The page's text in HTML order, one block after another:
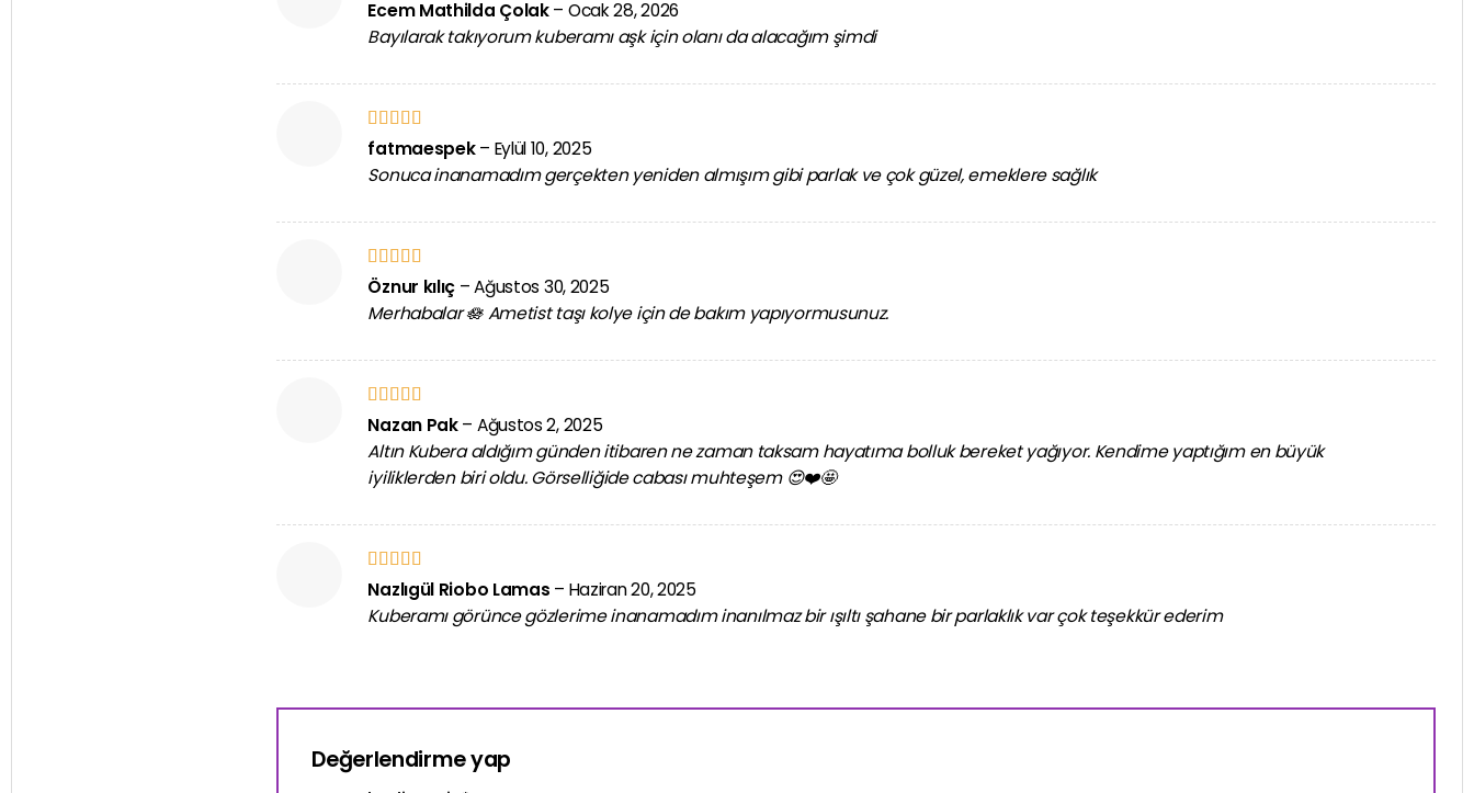
5 üzerinden
Ecem Mathilda Çolak– Ocak 28, 2026
Bayılarak takıyorum kuberamı aşk için olanı da alacağım şimdi
5 üzerinden
fatmaespek– Eylül 10, 2025
Sonuca inanamadım gerçekten yeniden almışım gibi parlak ve çok güzel, emeklere sağlık
5 üzerinden
Öznur kılıç – Ağustos 30, 2025
Merhabalar 🪷 Ametist taşı kolye için de bakım yapıyormusunuz.
5 üzerinden
Nazan Pak– Ağustos 2, 2025
Altın Kubera aldığım günden itibaren ne zaman taksam hayatıma bolluk bereket yağıyor. Kendime yaptığım en büyük
iyiliklerden biri oldu. Görselliğide cabası muhteşem 😍❤️🤩
5 üzerinden
oy aldı
Nazlıgül Riobo Lamas – Haziran 20, 2025
Kuberamı görünce gözlerime inanamadım inanılmaz bir ışıltı şahane bir parlaklık var çok teşekkür ederim
Değerlendirme yap